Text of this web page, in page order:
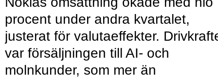
procent under andra kvartalet,
justerat för valutaeffekter.
var försäljningen till AI- och
molnkunder, som mer än